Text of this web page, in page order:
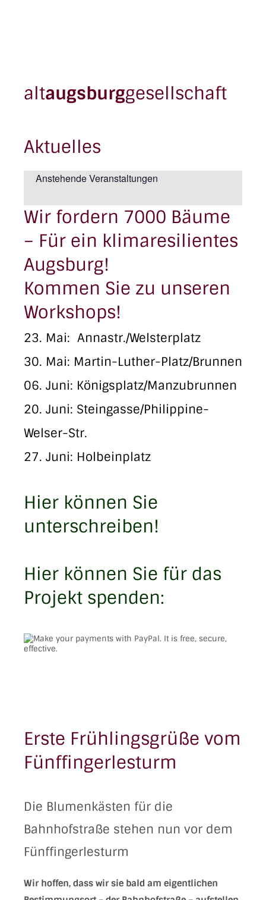
altaugsburggesellschaft
Aktuelles
Anstehende Veranstaltungen
Wir fordern 7000 Bäume
– Für ein klimaresilientes
Augsburg!
Kommen Sie zu unseren
Workshops!
23. Mai: Annastr./Welsterplatz
30. Mai: Martin-Luther-Platz/Brunnen
06. Juni: Königsplatz/Manzubrunnen
20. Juni: Steingasse/Philippine-
Welser-Str.
27. Juni: Holbeinplatz
Hier können Sie
unterschreiben!
Hier können Sie für das
Projekt spenden:
Erste Frühlingsgrüße vom
Fünffingerlesturm
Die Blumenkästen für die
Bahnhofstraße stehen nun vor dem
Fünffingerlesturm
Wir hoffen, dass wir sie bald am eigentlichen